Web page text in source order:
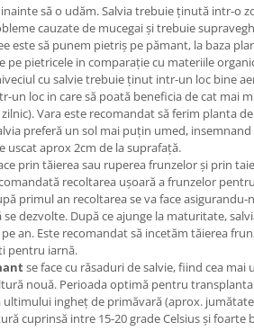
să o udăm. Salvia trebuie ținută intr-o
cauzate de mucegai și trebuie
este să punem pietriș pe pămant, la baza
pe pietricele in comparație cu materiile
cu salvie trebuie ținut intr-un loc bine
un loc in care să poată beneficia de cat mai
Vara este recomandat să ferim planta
preferă un sol mai puțin umed,
uscat aprox 2cm de la suprafață.
prin tăierea sau ruperea frunzelor și prin
recoltarea ușoară a frunzelor
primul an recoltarea se va face asigurandu-
dezvolte. După ce ajunge la maturitate,
an. Este recomandat să incetăm tăierea
pentru iarnă.
se face cu răsaduri de salvie, fiind cea mai
nouă. Perioada optimă pentru
ingheț de primăvară (aprox.
cuprinsă intre 15-20 grade Celsius și foarte